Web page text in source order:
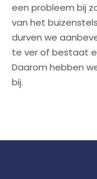
een probleem bij
van het
durven we
te ver of bestaat
Daarom hebben
bij.